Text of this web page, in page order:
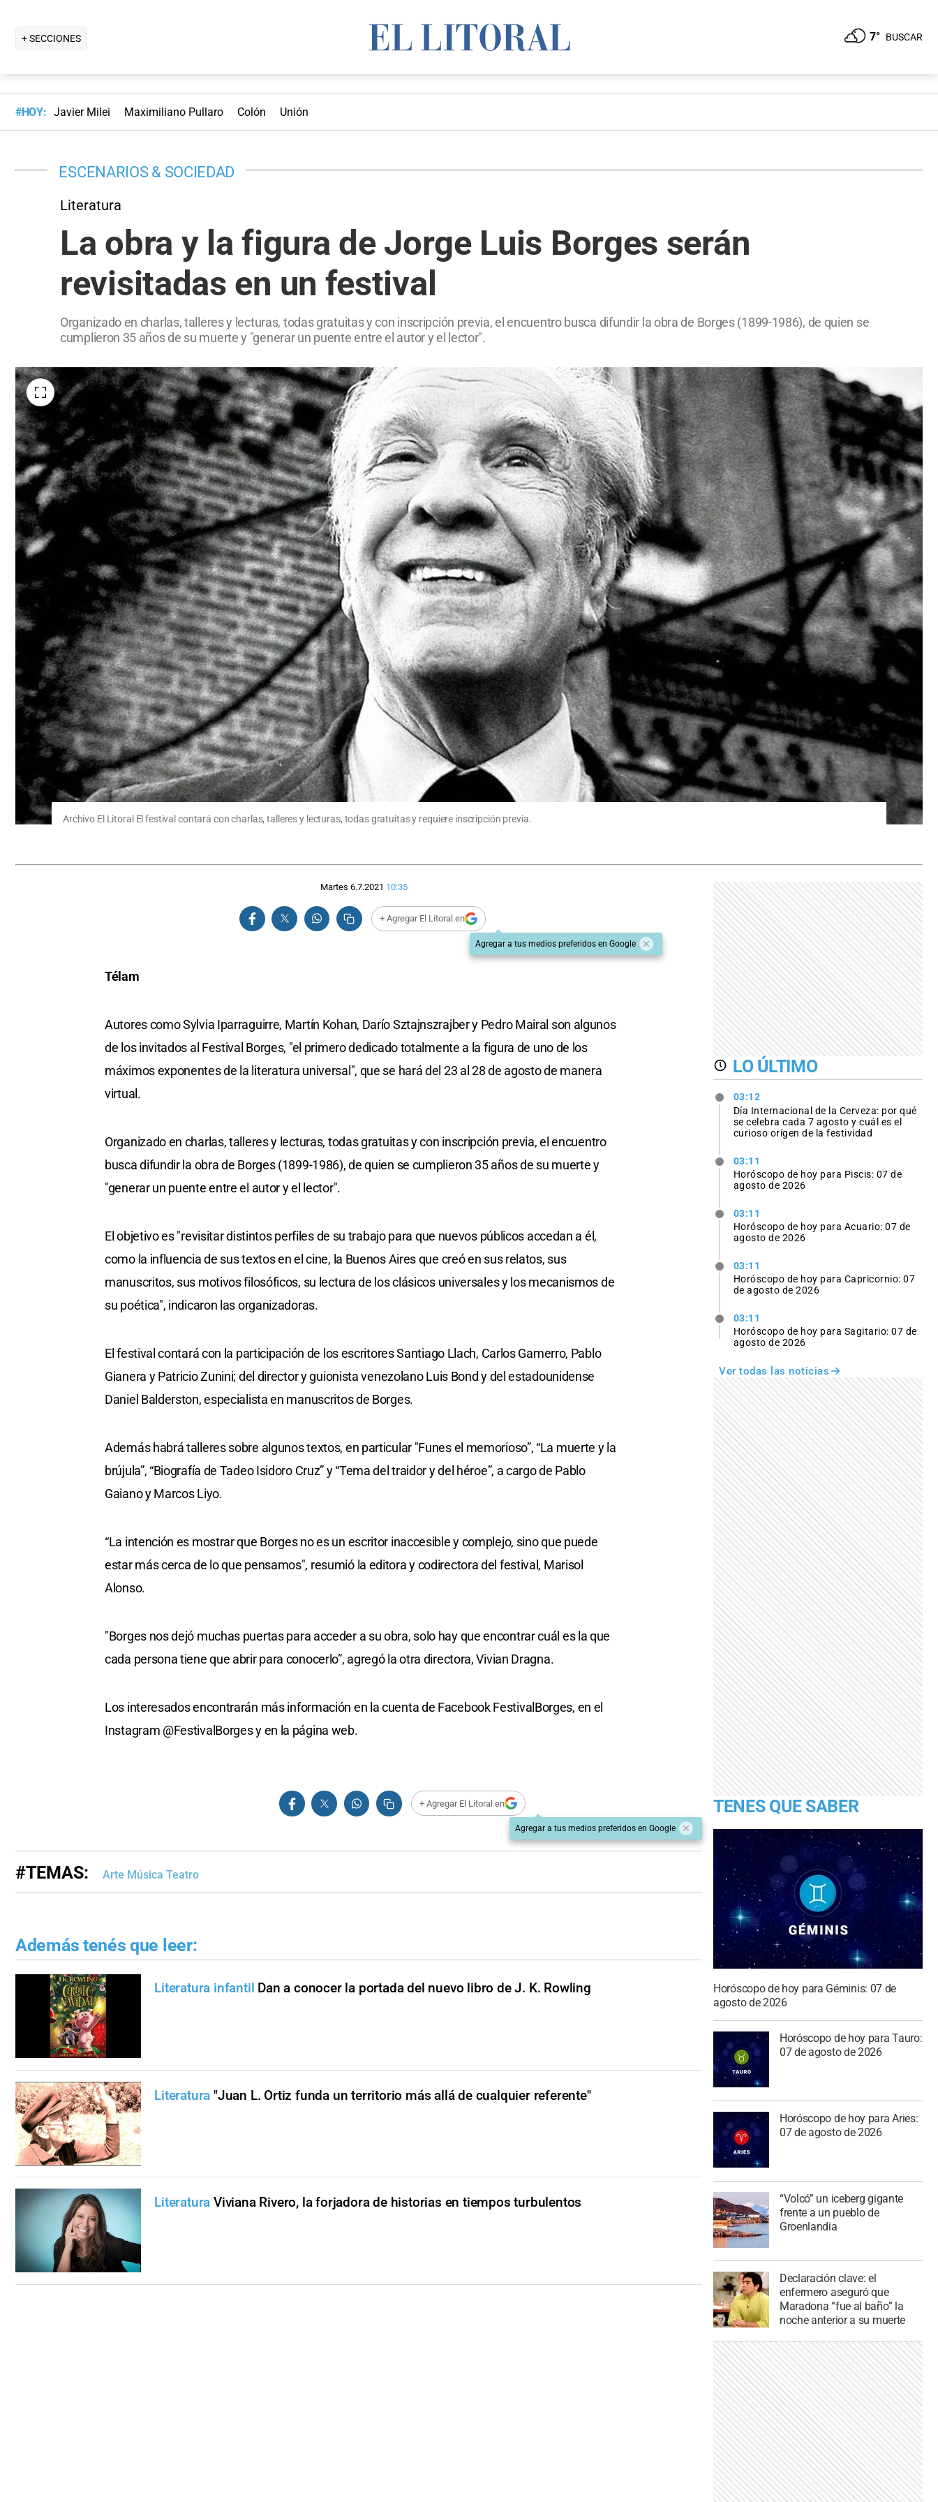
+ SECCIONES 7° BUSCAR
#HOY: Javier Milei Maximiliano Pullaro Colón Unión
ESCENARIOS & SOCIEDAD
Literatura
La obra y la figura de Jorge Luis Borges serán
revisitadas en un festival
Organizado en charlas, talleres y lecturas, todas gratuitas y con inscripción previa, el encuentro busca difundir la obra de Borges (1899-1986), de quien se
cumplieron 35 años de su muerte y "generar un puente entre el autor y el lector".
Archivo El Litoral El festival contará con charlas, talleres y lecturas, todas gratuitas y requiere inscripción previa.
Martes 6.7.2021 10:35
+ Agregar El Litoral en
Agregar a tus medios preferidos en Google
Télam
Autores como Sylvia Iparraguirre, Martín Kohan, Darío Sztajnszrajber y Pedro Mairal son algunos
de los invitados al Festival Borges, "el primero dedicado totalmente a la figura de uno de los
máximos exponentes de la literatura universal", que se hará del 23 al 28 de agosto de manera
virtual.
Organizado en charlas, talleres y lecturas, todas gratuitas y con inscripción previa, el encuentro
busca difundir la obra de Borges (1899-1986), de quien se cumplieron 35 años de su muerte y
"generar un puente entre el autor y el lector".
El objetivo es "revisitar distintos perfiles de su trabajo para que nuevos públicos accedan a él,
como la influencia de sus textos en el cine, la Buenos Aires que creó en sus relatos, sus
manuscritos, sus motivos filosóficos, su lectura de los clásicos universales y los mecanismos de
su poética", indicaron las organizadoras.
El festival contará con la participación de los escritores Santiago Llach, Carlos Gamerro, Pablo
Gianera y Patricio Zunini; del director y guionista venezolano Luis Bond y del estadounidense
Daniel Balderston, especialista en manuscritos de Borges.
Además habrá talleres sobre algunos textos, en particular "Funes el memorioso”, “La muerte y la
brújula”, “Biografía de Tadeo Isidoro Cruz” y “Tema del traidor y del héroe”, a cargo de Pablo
Gaiano y Marcos Liyo.
“La intención es mostrar que Borges no es un escritor inaccesible y complejo, sino que puede
estar más cerca de lo que pensamos", resumió la editora y codirectora del festival, Marisol
Alonso.
"Borges nos dejó muchas puertas para acceder a su obra, solo hay que encontrar cuál es la que
cada persona tiene que abrir para conocerlo”, agregó la otra directora, Vivian Dragna.
Los interesados encontrarán más información en la cuenta de Facebook FestivalBorges, en el
Instagram @FestivalBorges y en la página web.
+ Agregar El Litoral en
Agregar a tus medios preferidos en Google
#TEMAS: Arte Música Teatro
Además tenés que leer:
Literatura infantil Dan a conocer la portada del nuevo libro de J. K. Rowling
Literatura "Juan L. Ortiz funda un territorio más allá de cualquier referente"
Literatura Viviana Rivero, la forjadora de historias en tiempos turbulentos
LO ÚLTIMO
03:12
Día Internacional de la Cerveza: por qué
se celebra cada 7 agosto y cuál es el
curioso origen de la festividad
03:11
Horóscopo de hoy para Piscis: 07 de
agosto de 2026
03:11
Horóscopo de hoy para Acuario: 07 de
agosto de 2026
03:11
Horóscopo de hoy para Capricornio: 07
de agosto de 2026
03:11
Horóscopo de hoy para Sagitario: 07 de
agosto de 2026
Ver todas las noticias
TENES QUE SABER
Horóscopo de hoy para Géminis: 07 de
agosto de 2026
Horóscopo de hoy para Tauro:
07 de agosto de 2026
Horóscopo de hoy para Aries:
07 de agosto de 2026
“Volcó” un iceberg gigante
frente a un pueblo de
Groenlandia
Declaración clave: el
enfermero aseguró que
Maradona “fue al baño” la
noche anterior a su muerte